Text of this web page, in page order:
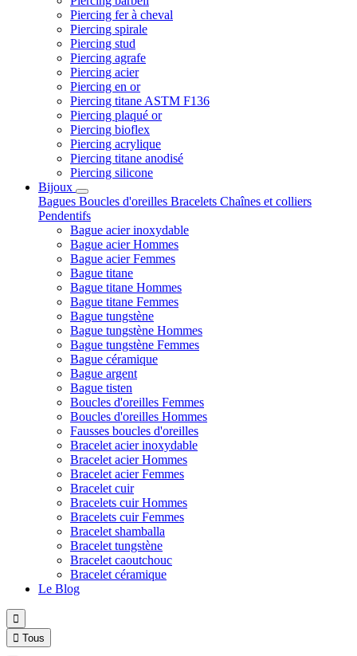
Piercing fer à cheval
Piercing spirale
Piercing stud
Piercing agrafe
Piercing acier
Piercing en or
Piercing titane ASTM F136
Piercing plaqué or
Piercing bioflex
Piercing acrylique
Piercing titane anodisé
Piercing silicone
Bijoux
Bagues Boucles d'oreilles Bracelets Chaînes et colliers
Pendentifs
Bague acier inoxydable
Bague acier Hommes
Bague acier Femmes
Bague titane
Bague titane Hommes
Bague titane Femmes
Bague tungstène
Bague tungstène Hommes
Bague tungstène Femmes
Bague céramique
Bague argent
Bague tisten
Boucles d'oreilles Femmes
Boucles d'oreilles Hommes
Fausses boucles d'oreilles
Bracelet acier inoxydable
Bracelet acier Hommes
Bracelet acier Femmes
Bracelet cuir
Bracelets cuir Hommes
Bracelets cuir Femmes
Bracelet shamballa
Bracelet tungstène
Bracelet caoutchouc
Bracelet céramique
Le Blog

 Tous